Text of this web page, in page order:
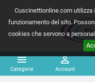
Cuscinettionline.com
funzionamento del sito.
cookies che servono a

Categorie

Account